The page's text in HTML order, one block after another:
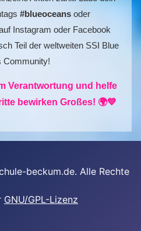
#blueoceansoder
Instagram oder Facebook
Teil der weltweiten SSI Blue
Community!
Verantwortung und helfe
bewirken Großes! 🌍💙
beckum.de. Alle Rechte
GNU/GPL-Lizenz